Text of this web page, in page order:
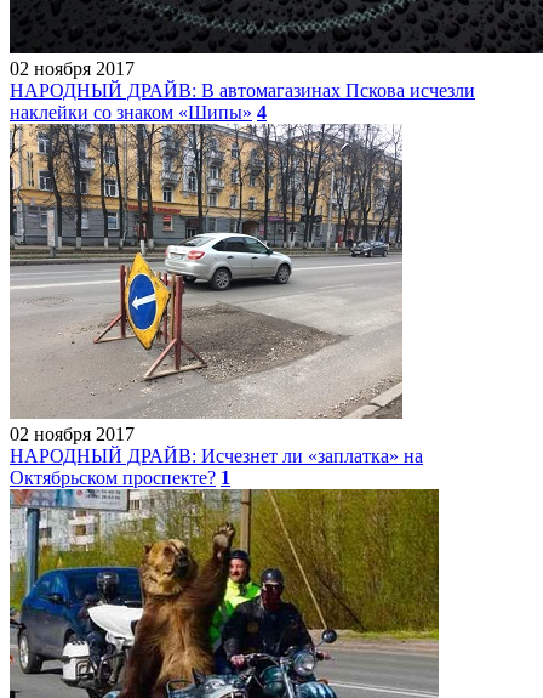
02 ноября 2017
НАРОДНЫЙ ДРАЙВ: В автомагазинах Пскова исчезли
наклейки со знаком «Шипы» 4
02 ноября 2017
НАРОДНЫЙ ДРАЙВ: Исчезнет ли «заплатка» на
Октябрьском проспекте? 1